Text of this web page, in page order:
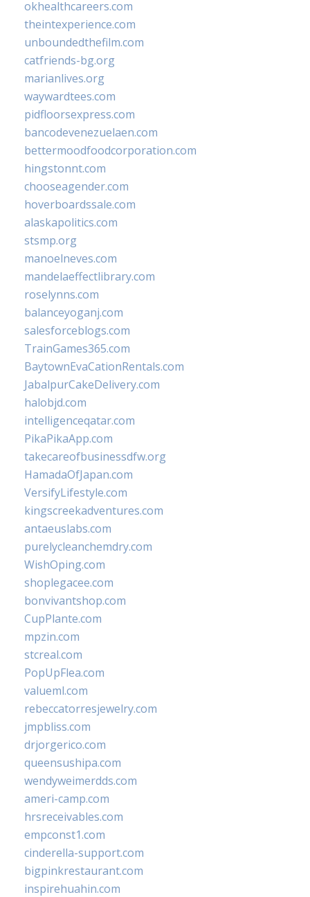
okhealthcareers.com
theintexperience.com
unboundedthefilm.com
catfriends-bg.org
marianlives.org
waywardtees.com
pidfloorsexpress.com
bancodevenezuelaen.com
bettermoodfoodcorporation.com
hingstonnt.com
chooseagender.com
hoverboardssale.com
alaskapolitics.com
stsmp.org
manoelneves.com
mandelaeffectlibrary.com
roselynns.com
balanceyoganj.com
salesforceblogs.com
TrainGames365.com
BaytownEvaCationRentals.com
JabalpurCakeDelivery.com
halobjd.com
intelligenceqatar.com
PikaPikaApp.com
takecareofbusinessdfw.org
HamadaOfJapan.com
VersifyLifestyle.com
kingscreekadventures.com
antaeuslabs.com
purelycleanchemdry.com
WishOping.com
shoplegacee.com
bonvivantshop.com
CupPlante.com
mpzin.com
stcreal.com
PopUpFlea.com
valueml.com
rebeccatorresjewelry.com
jmpbliss.com
drjorgerico.com
queensushipa.com
wendyweimerdds.com
ameri-camp.com
hrsreceivables.com
empconst1.com
cinderella-support.com
bigpinkrestaurant.com
inspirehuahin.com